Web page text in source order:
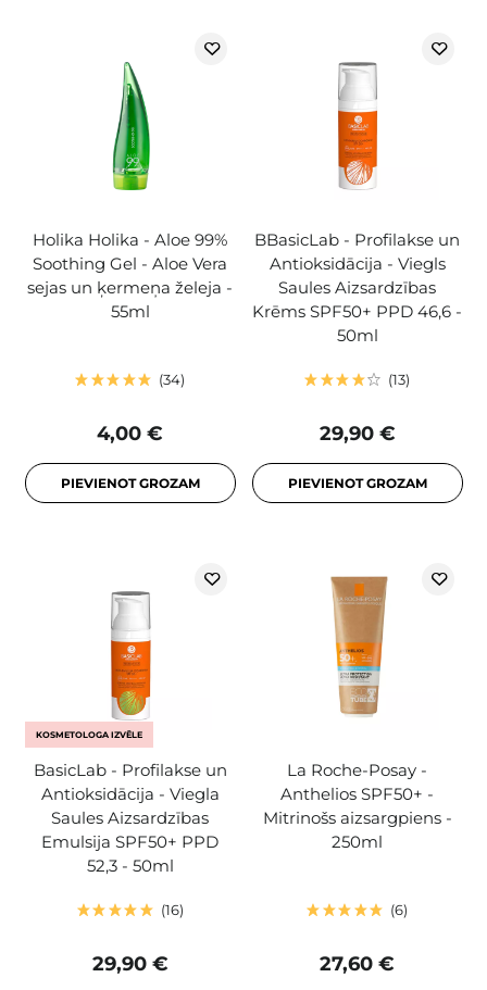
Holika Holika - Aloe 99%
Soothing Gel - Aloe Vera
sejas un ķermeņa želeja -
55ml
34
4,00 €
PIEVIENOT GROZAM
BBasicLab - Profilakse un
Antioksidācija - Viegls
Saules Aizsardzības
Krēms SPF50+ PPD 46,6 -
50ml
13
29,90 €
PIEVIENOT GROZAM
KOSMETOLOGA IZVĒLE
BasicLab - Profilakse un
Antioksidācija - Viegla
Saules Aizsardzības
Emulsija SPF50+ PPD
52,3 - 50ml
16
29,90 €
La Roche-Posay -
Anthelios SPF50+ -
Mitrinošs aizsargpiens -
250ml
6
27,60 €